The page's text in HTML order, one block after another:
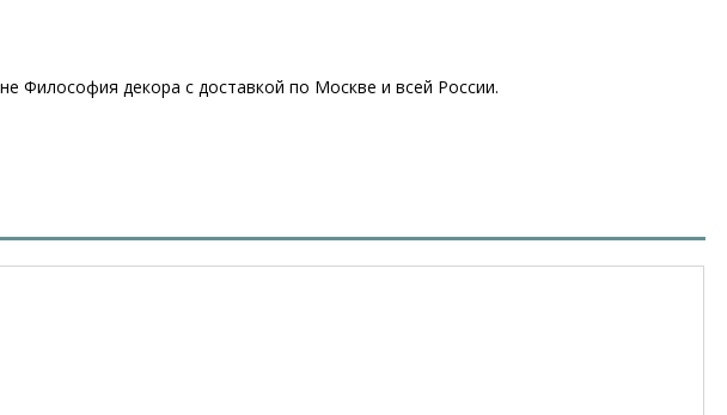
Философия декора с доставкой по Москве и всей России.